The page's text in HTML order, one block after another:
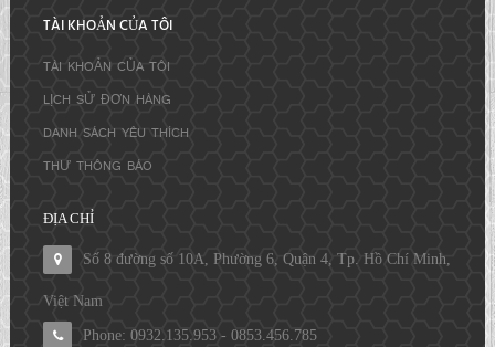
TÀI KHOẢN CỦA TÔI
TÀI KHOẢN CỦA TÔI
LỊCH SỬ ĐƠN HÀNG
DANH SÁCH YÊU THÍCH
THƯ THÔNG BÁO
ĐỊA CHỈ
Số 8 đường số 10A, Phường 6, Quận 4, Tp. Hồ Chí Minh,
Việt Nam
Phone: 0932.135.953 - 0853.456.785